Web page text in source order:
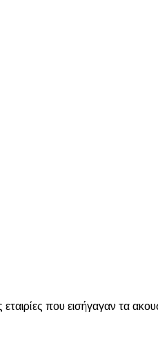
που εισήγαγαν τα